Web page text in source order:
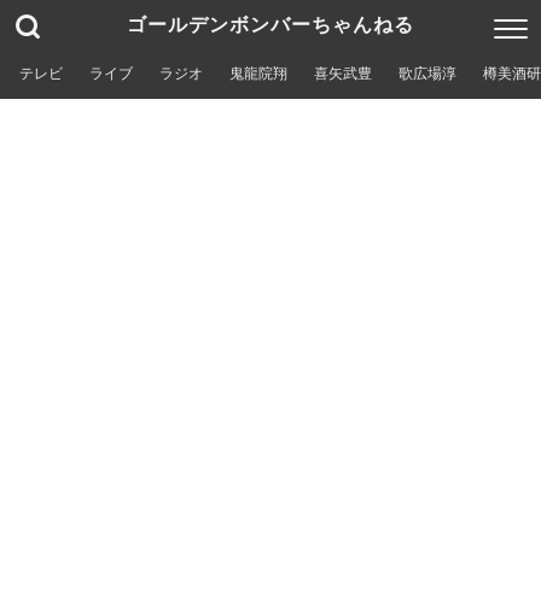
ゴールデンボンバーちゃんねる
テレビ ライブ ラジオ 鬼龍院翔 喜矢武豊 歌広場淳 樽美酒